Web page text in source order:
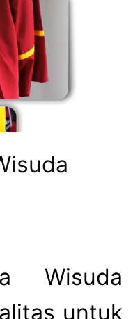
Wisuda
untuk